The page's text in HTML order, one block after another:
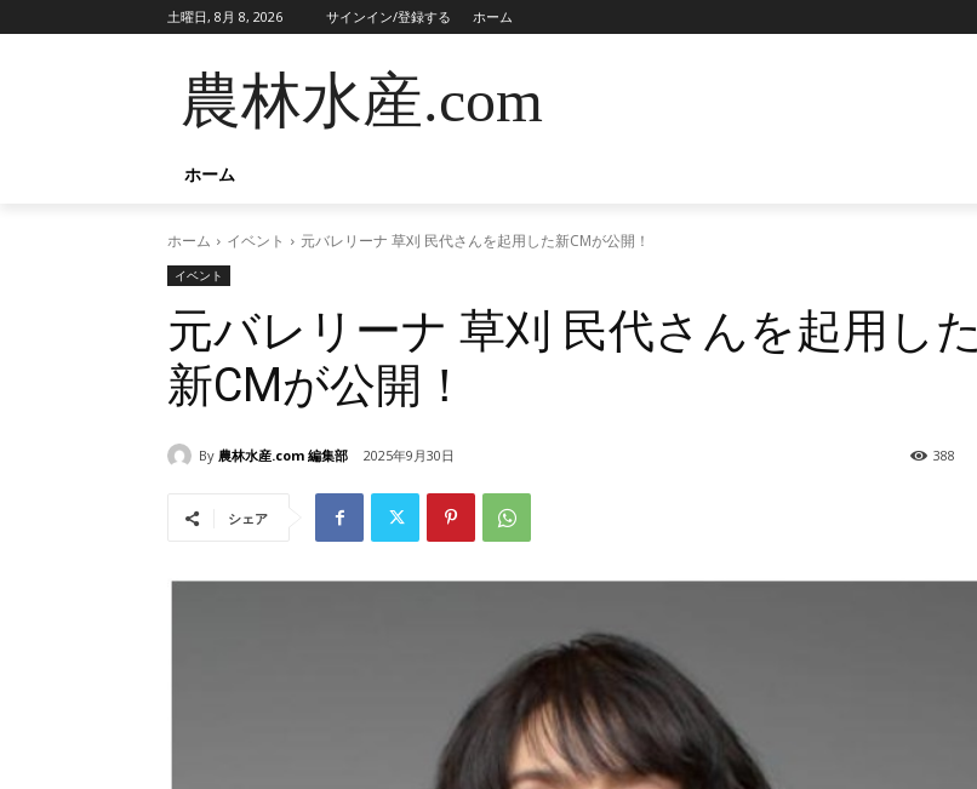
土曜日, 8月 8, 2026 サインイン/登録する ホーム
農林水産.com
ホーム
ホーム イベント 元バレリーナ 草刈 民代さんを起用した新CMが公開！
イベント
元バレリーナ 草刈 民代さんを起用した
新CMが公開！
By 農林水産.com 編集部 2025年9月30日 388
シェア